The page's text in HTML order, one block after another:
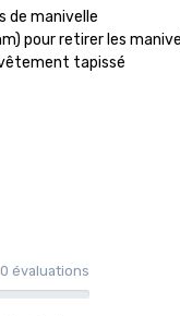
de manivelle
pour retirer les
tapissé
0 évaluations